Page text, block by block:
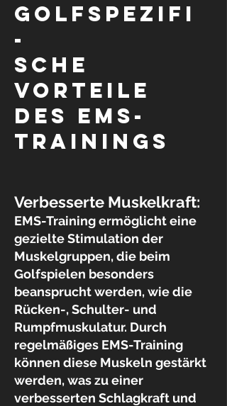
golfspezifi
-
sche
Vorteile
des EMS-
trainings
Verbesserte Muskelkraft:
EMS-Training ermöglicht eine
gezielte Stimulation der
Muskelgruppen, die beim
Golfspielen besonders
beansprucht werden, wie die
Rücken-, Schulter- und
Rumpfmuskulatur. Durch
regelmäßiges EMS-Training
können diese Muskeln gestärkt
werden, was zu einer
verbesserten Schlagkraft und